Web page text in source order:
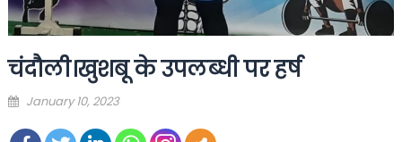
चंदौली।खुशबू के उपलब्धी पर हर्ष
Posted
January 10, 2023